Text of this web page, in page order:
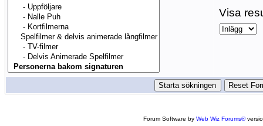
Visa
Forum Software byWeb Wiz Forums®